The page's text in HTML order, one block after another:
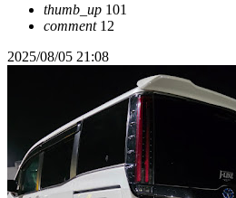
thumb_up 101
comment12
2025/08/05 21:08